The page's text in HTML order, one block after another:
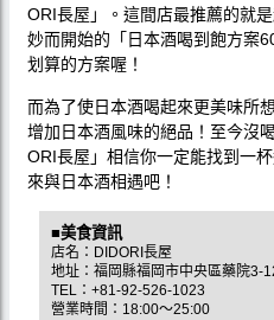
ORI長屋」。這間店最推薦的就
妙而開始的「日本酒喝到飽方案
划算的方案喔！
而為了使日本酒喝起來更美味所
增加日本酒風味的絕品！至今沒
ORI長屋」相信你一定能找到一
來與日本酒相遇吧！
■美食資訊
店名：DIDORI長屋
地址：福岡縣福岡市中央區藥院3-
TEL：+81-92-526-1023
營業時間：18:00〜25:00